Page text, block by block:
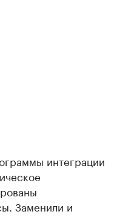
интеграции
Заменили и